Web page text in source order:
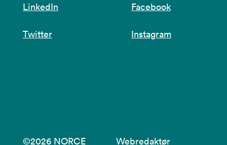
LinkedIn
Facebook
Twitter Instagram
©2026 NORCE Webredaktør